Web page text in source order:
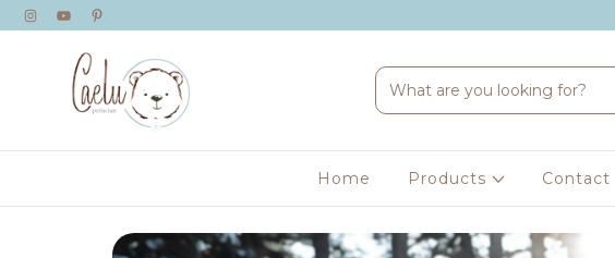
Home Products Contact